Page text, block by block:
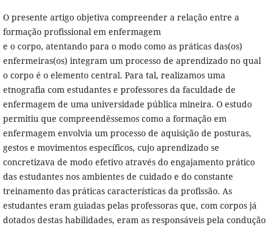
O presente artigo objetiva compreender a relação entre a
formação profissional em enfermagem
e o corpo, atentando para o modo como as práticas das(os)
enfermeiras(os) integram um processo de aprendizado no qual
o corpo é o elemento central. Para tal, realizamos uma
etnografia com estudantes e professores da faculdade de
enfermagem de uma universidade pública mineira. O estudo
permitiu que compreendêssemos como a formação em
enfermagem envolvia um processo de aquisição de posturas,
gestos e movimentos específicos, cujo aprendizado se
concretizava de modo efetivo através do engajamento prático
das estudantes nos ambientes de cuidado e do constante
treinamento das práticas características da profissão. As
estudantes eram guiadas pelas professoras que, com corpos já
dotados destas habilidades, eram as responsáveis pela condução